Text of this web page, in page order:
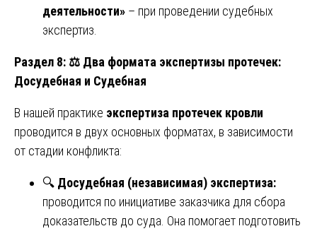
деятельности» – при проведении судебных
экспертиз.
Раздел 8: ⚖️ Два формата экспертизы протечек:
Досудебная и Судебная
В нашей практике экспертиза протечек кровли
проводится в двух основных форматах, в зависимости
от стадии конфликта:
🔍 Досудебная (независимая) экспертиза:
проводится по инициативе заказчика для сбора
доказательств до суда. Она помогает подготовить